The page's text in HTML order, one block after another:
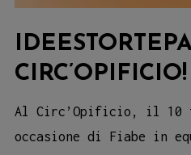
CIRC’OPIFICIO!
Al Circ’Opificio, il 10
occasione di Fiabe in